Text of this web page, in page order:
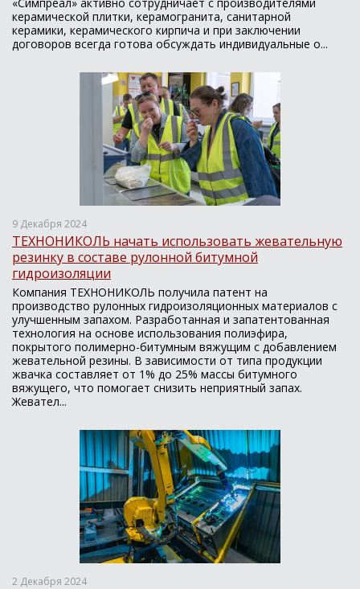
керамической плитки, керамогранита, санитарной
керамики, керамического кирпича и при заключении
договоров всегда готова обсуждать индивидуальные о...
9 Декабря 2024
ТЕХНОНИКОЛЬ начать использовать жевательную
резинку в составе рулонной битумной
гидроизоляции
Компания ТЕХНОНИКОЛЬ получила патент на
производство рулонных гидроизоляционных материалов с
улучшенным запахом. Разработанная и запатентованная
технология на основе использования полиэфира,
покрытого полимерно-битумным вяжущим с добавлением
жевательной резины. В зависимости от типа продукции
жвачка составляет от 1% до 25% массы битумного
вяжущего, что помогает снизить неприятный запах.
Жевател...
2 Декабря 2024